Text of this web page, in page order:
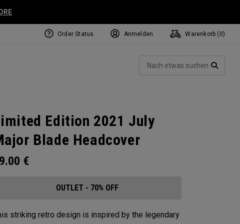
Order Status Anmelden Warenkorb ( 0)
Edition 2021 July
Blade Headcover
€
OUTLET - 70% OFF
striking retro design is inspired by the legendary